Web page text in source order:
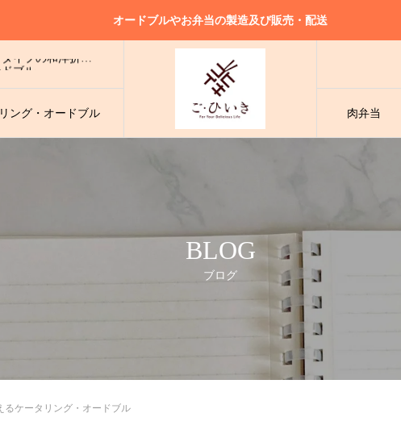
オードブルやお弁当の製造及び販売・配送
ング・オードブル 肉弁当
ブル
ブル
様々なシーンでご利用可能！大人気の小分けタイプの和洋折衷オードブル
様々なシーンでご利用可能！大人気の小分けタイプの和洋折衷オードブル
BLOG
ブログ
るケータリング・オードブル